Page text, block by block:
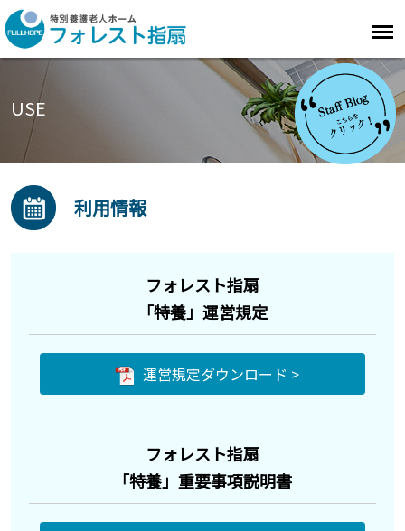
USE
利用情報
フォレスト指扇
「特養」運営規定
運営規定ダウンロード >
フォレスト指扇
「特養」重要事項説明書